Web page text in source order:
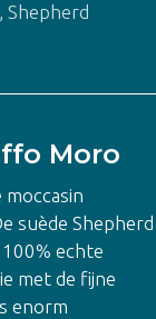
, Shepherd
Moro
suède Shepherd
echte
met de fijne
enorm